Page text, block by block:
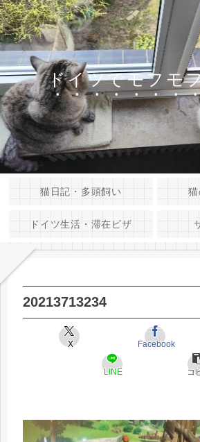
ドイツでモフモ
猫日記・多頭飼い
ドイツ生活・滞在ビザ
20213713234
X Facebook
LINE コ